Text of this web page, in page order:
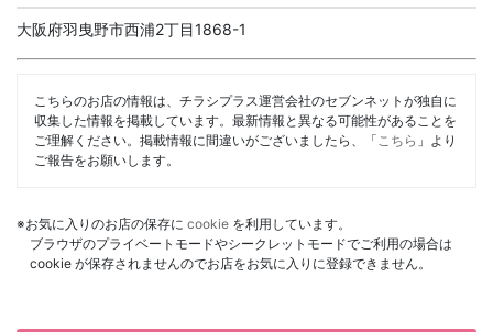
大阪府羽曳野市西浦2丁目1868-1
こちらのお店の情報は、チラシプラス運営会社のセブンネットが独自に
収集した情報を掲載しています。最新情報と異なる可能性があることを
ご理解ください。掲載情報に間違いがございましたら、「 こちら 」より
ご報告をお願いします。
※お気に入りのお店の保存に cookie を利用しています。
ブラウザのプライベートモードやシークレットモードでご利用の場合は
cookie が保存されませんのでお店をお気に入りに登録できません。